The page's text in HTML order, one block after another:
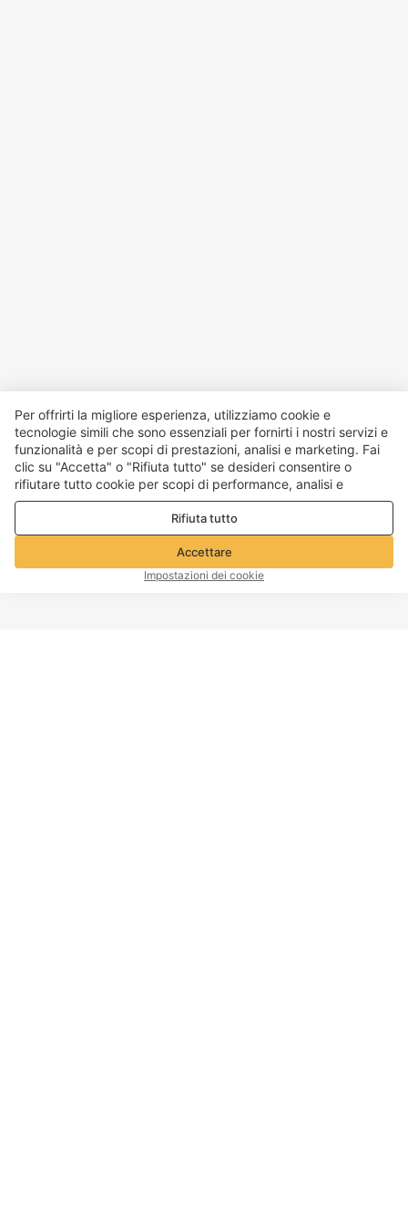
Per offrirti la migliore esperienza, utilizziamo cookie e
tecnologie simili che sono essenziali per fornirti i nostri servizi e
funzionalità e per scopi di prestazioni, analisi e marketing. Fai
clic su "Accetta" o "Rifiuta tutto" se desideri consentire o
rifiutare tutto cookie per scopi di performance, analisi e
marketing. Per maggiori dettagli consultare la nostraPolitica
Rifiuta tutto
Accettare
Impostazioni dei cookie